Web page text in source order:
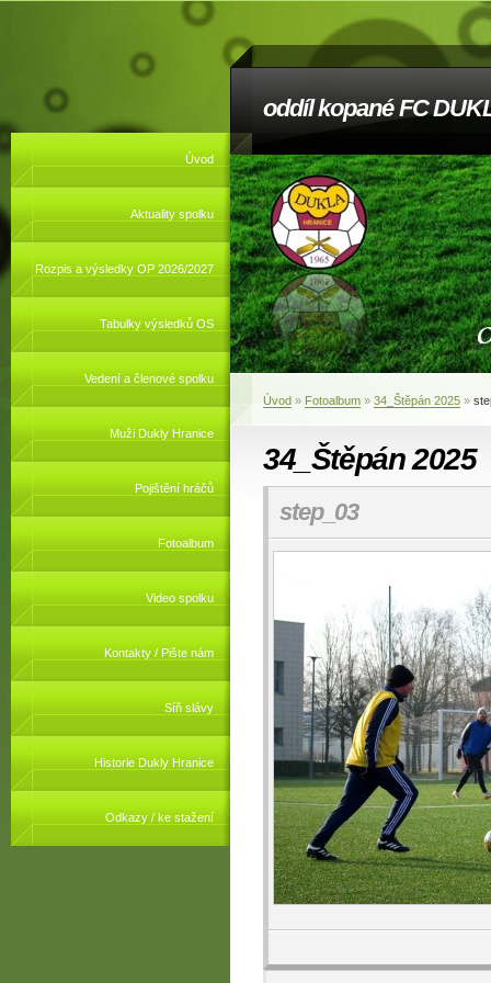
oddíl kopané FC
Úvod
Aktuality spolku
Rozpis a výsledky OP 2026/2027
Tabulky výsledků OS
Vedení a členové spolku
Muži Dukly Hranice
Pojištění hráčů
Fotoalbum
Video spolku
Kontakty / Pište nám
Síň slávy
Historie Dukly Hranice
Odkazy / ke stažení
Úvod » Fotoalbum » 34_Štěpán 2025 »
34_Štěpán 2025
step_03